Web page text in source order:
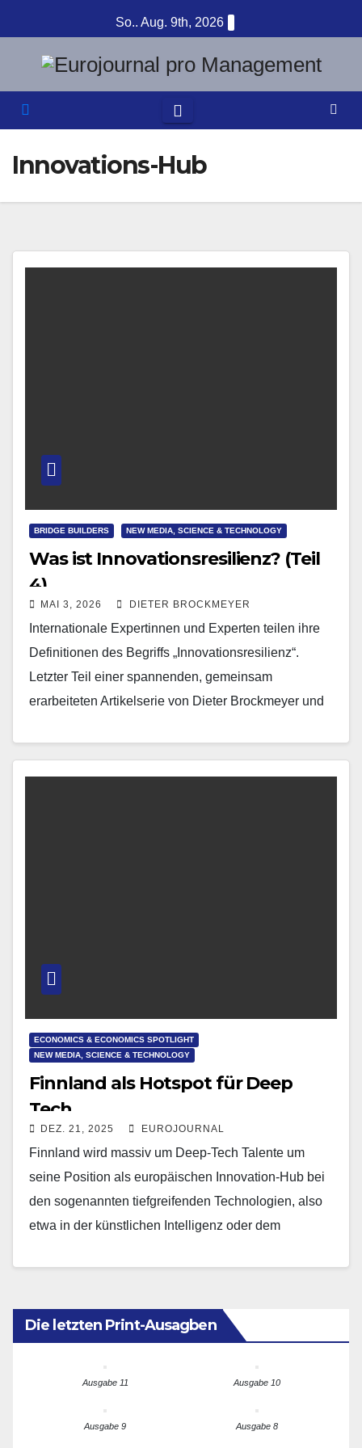
Inhalt
springen
So.. Aug. 9th, 2026
Innovations-Hub
BRIDGE BUILDERS NEW MEDIA, SCIENCE & TECHNOLOGY
Was ist Innovationsresilienz? (Teil
4)
MAI 3, 2026 DIETER BROCKMEYER
Internationale Expertinnen und Experten teilen ihre
Definitionen des Begriffs „Innovationsresilienz“.
Letzter Teil einer spannenden, gemeinsam
erarbeiteten Artikelserie von Dieter Brockmeyer und
ECONOMICS & ECONOMICS SPOTLIGHT
NEW MEDIA, SCIENCE & TECHNOLOGY
Finnland als Hotspot für Deep
Tech
DEZ. 21, 2025 EUROJOURNAL
Finnland wird massiv um Deep-Tech Talente um
seine Position als europäischen Innovation-Hub bei
den sogenannten tiefgreifenden Technologien, also
etwa in der künstlichen Intelligenz oder dem
Die letzten Print-Ausagben
Ausgabe 11 Ausgabe 10
Ausgabe 9 Ausgabe 8